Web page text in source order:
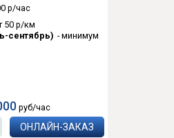
р/час
50 р/км
сентябрь)- минимум
руб/час
ОНЛАЙН-ЗАКАЗ